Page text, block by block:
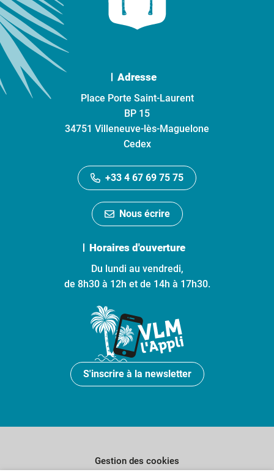
Adresse
Place Porte Saint-Laurent
BP 15
34751 Villeneuve-lès-Maguelone
Cedex
+33 4 67 69 75 75
Nous écrire
Horaires d'ouverture
Du lundi au vendredi,
de 8h30 à 12h et de 14h à 17h30.
S'inscrire à la newsletter
Gestion des cookies